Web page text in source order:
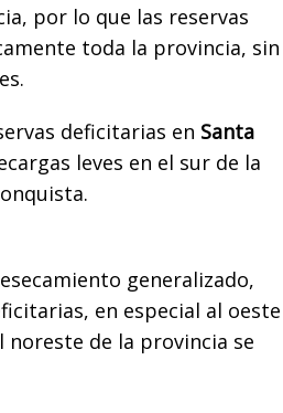
por lo que las reservas
toda la provincia, sin
deficitarias en Santa
leves en el sur de la
generalizado,
en especial al oeste
noreste de la provincia se